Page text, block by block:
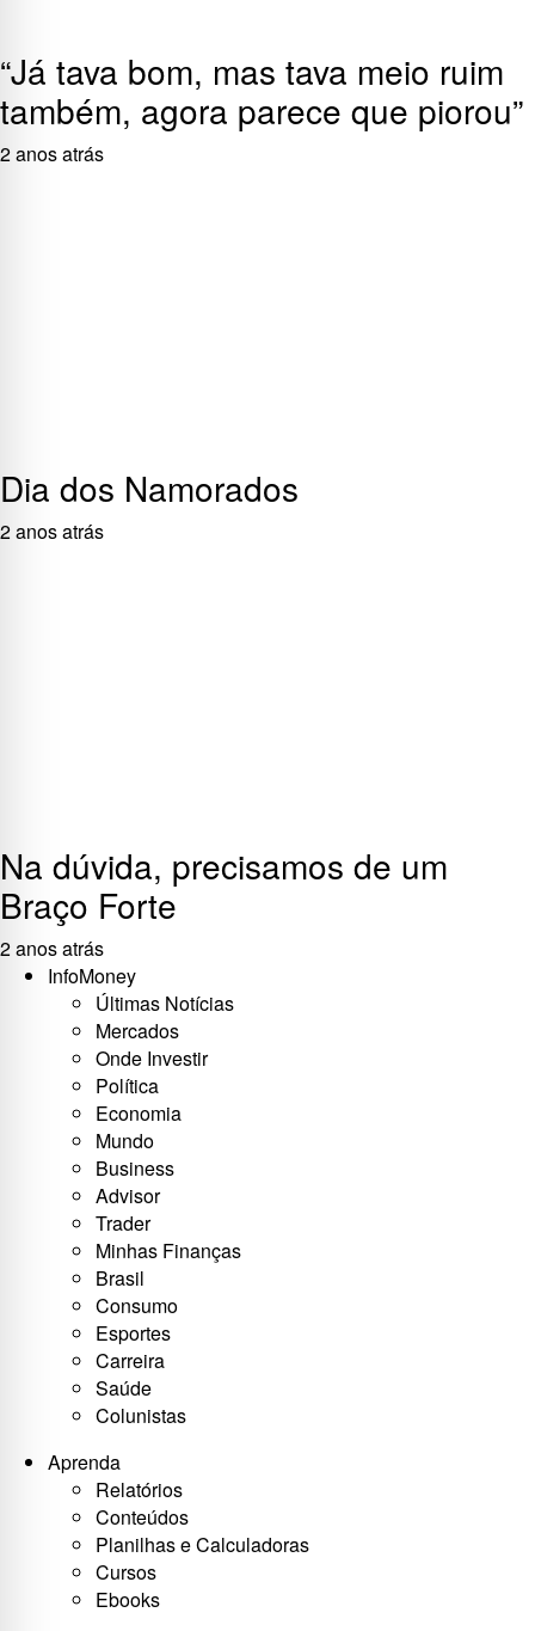
“Já tava bom, mas tava meio ruim
também, agora parece que piorou”
2 anos atrás
Dia dos Namorados
2 anos atrás
Na dúvida, precisamos de um
Braço Forte
2 anos atrás
InfoMoney
Últimas Notícias
Mercados
Onde Investir
Política
Economia
Mundo
Business
Advisor
Trader
Minhas Finanças
Brasil
Consumo
Esportes
Carreira
Saúde
Colunistas
Aprenda
Relatórios
Conteúdos
Planilhas e Calculadoras
Cursos
Ebooks